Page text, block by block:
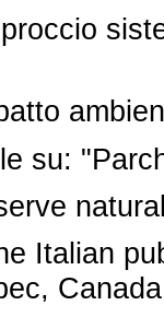
su:
Italian